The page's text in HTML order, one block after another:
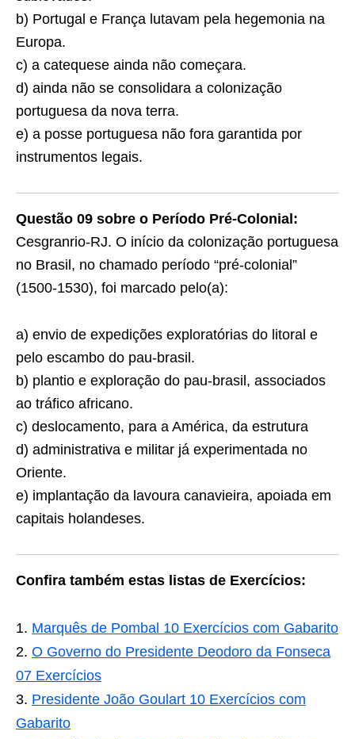
b) Portugal e França lutavam pela hegemonia na
Europa.
c) a catequese ainda não começara.
d) ainda não se consolidara a colonização
portuguesa da nova terra.
e) a posse portuguesa não fora garantida por
instru­mentos legais.
Questão 09 sobre o Período Pré-Colonial:
Cesgranrio-RJ. O início da colonização portuguesa
no Brasil, no cha­mado período “pré-colonial”
(1500-1530), foi marcado pelo(a):
a) envio de expedições exploratórias do litoral e
pelo escambo do pau-brasil.
b) plantio e exploração do pau-brasil, associados
ao tráfico africano.
c) deslocamento, para a América, da estrutura
d) administrativa e militar já experimentada no
Oriente.
e) implantação da lavoura canavieira, apoiada em
capitais holandeses.
Confira também estas listas de Exercícios:
Marquês de Pombal 10 Exercícios com Gabarito
O Governo do Presidente Deodoro da Fonseca
07 Exercícios
Presidente João Goulart 10 Exercícios com
Gabarito